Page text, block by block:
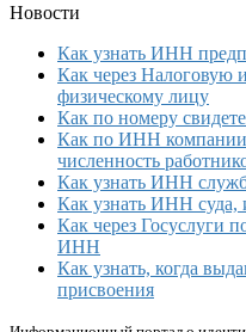
Новости
Как узнать ИНН
Как через
физическому лицу
Как по номеру
Как по ИНН компании
численность
Как узнать ИНН
Как узнать ИНН
Как через Госуслуги
ИНН
Как узнать, когда
присвоения